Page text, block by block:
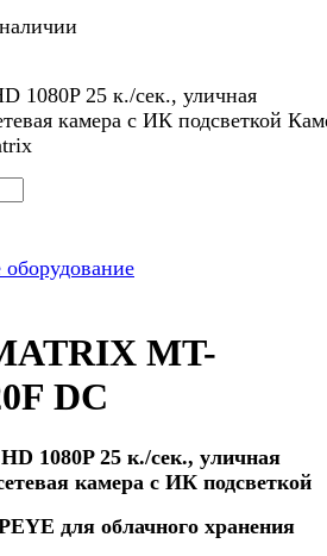
1080P 25 к./сек., уличная
камера с ИК подсветкой
MT-
DC
1080P 25 к./сек., уличная
камера с ИК подсветкой
для облачного хранения